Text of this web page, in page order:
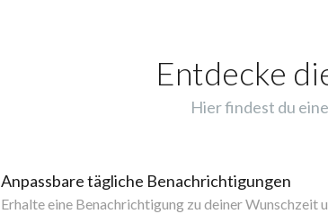
Entdecke
Hier findest du
Anpassbare tägliche Benachrichtigungen
Erhalte eine Benachrichtigung zu deiner Wunschzeit